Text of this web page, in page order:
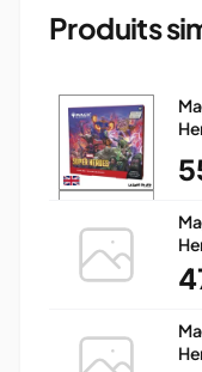
Produits